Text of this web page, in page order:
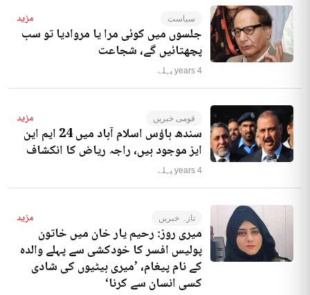
سیاست مزید
جلسوں میں کوئی مرا یا مروادیا تو سب
پچھتائیں گے، شجاعت
4 years پہلے
قومی خبریں مزید
سندھ ہاؤس اسلام آباد میں 24 ایم این
ایز موجود ہیں، راجہ ریاض کا انکشاف
4 years پہلے
تازہ خبریں مزید
میری روز: رحیم یار خان میں خاتون
پولیس افسر کا خودکشی سے پہلے والدہ
کے نام پیغام، ’میری بیٹیوں کی شادی
کسی انسان سے کرنا‘